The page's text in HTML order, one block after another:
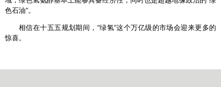
色石油”。
相信在十五五规划期间，“绿氢”这个万亿级的市场会迎来更多的
惊喜。